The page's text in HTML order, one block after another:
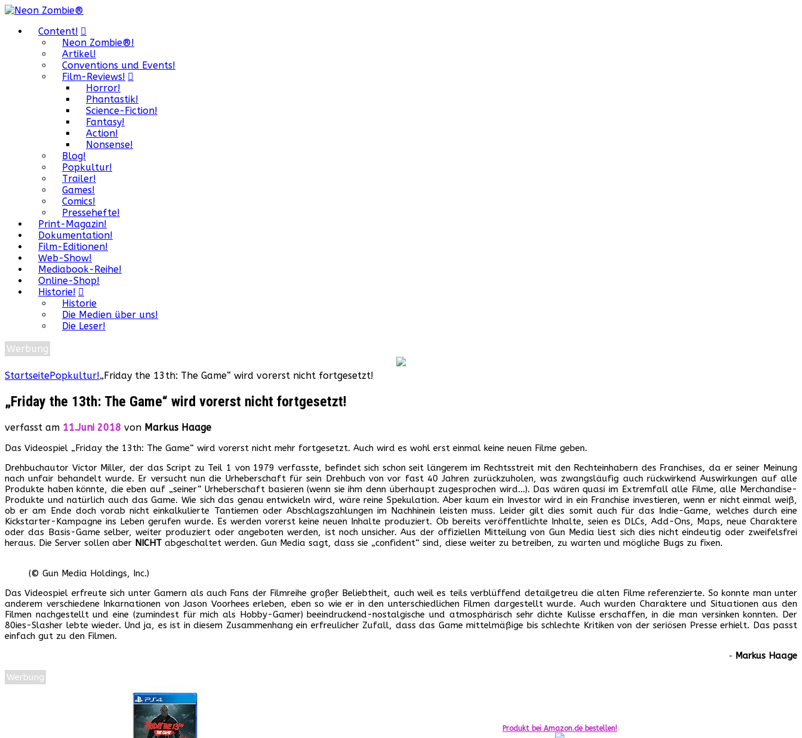
Content!
Neon Zombie®!
Artikel!
Conventions und Events!
Film-Reviews!
Horror!
Phantastik!
Science-Fiction!
Fantasy!
Action!
Nonsense!
Blog!
Popkultur!
Trailer!
Games!
Comics!
Pressehefte!
Print-Magazin!
Dokumentation!
Film-Editionen!
Web-Show!
Mediabook-Reihe!
Online-Shop!
Historie!
Historie
Die Medien über uns!
Die Leser!
Werbung
StartseitePopkultur!„Friday the 13th: The Game“ wird vorerst nicht fortgesetzt!
„Friday the 13th: The Game“ wird vorerst nicht fortgesetzt!
verfasst am 11.Juni 2018 von Markus Haage
Das Videospiel „Friday the 13th: The Game“ wird vorerst nicht mehr fortgesetzt. Auch wird es wohl erst einmal keine neuen Filme geben.
Drehbuchautor Victor Miller, der das Script zu Teil 1 von 1979 verfasste, befindet sich schon seit längerem im Rechtsstreit mit den Rechteinhabern des Franchises, da er seiner Meinung
nach unfair behandelt wurde. Er versucht nun die Urheberschaft für sein Drehbuch von vor fast 40 Jahren zurückzuholen, was zwangsläufig auch rückwirkend Auswirkungen auf alle
Produkte haben könnte, die eben auf „seiner“ Urheberschaft basieren (wenn sie ihm denn überhaupt zugesprochen wird…). Das wären quasi im Extremfall alle Filme, alle Merchandise-
Produkte und natürlich auch das Game. Wie sich das genau entwickeln wird, wäre reine Spekulation. Aber kaum ein Investor wird in ein Franchise investieren, wenn er nicht einmal weiß,
ob er am Ende doch vorab nicht einkalkulierte Tantiemen oder Abschlagszahlungen im Nachhinein leisten muss. Leider gilt dies somit auch für das Indie-Game, welches durch eine
Kickstarter-Kampagne ins Leben gerufen wurde. Es werden vorerst keine neuen Inhalte produziert. Ob bereits veröffentlichte Inhalte, seien es DLCs, Add-Ons, Maps, neue Charaktere
oder das Basis-Game selber, weiter produziert oder angeboten werden, ist noch unsicher. Aus der offiziellen Mitteilung von Gun Media liest sich dies nicht eindeutig oder zweifelsfrei
heraus. Die Server sollen aber NICHT abgeschaltet werden. Gun Media sagt, dass sie „confident“ sind, diese weiter zu betreiben, zu warten und mögliche Bugs zu fixen.
(© Gun Media Holdings, Inc.)
Das Videospiel erfreute sich unter Gamern als auch Fans der Filmreihe großer Beliebtheit, auch weil es teils verblüffend detailgetreu die alten Filme referenzierte. So konnte man unter
anderem verschiedene Inkarnationen von Jason Voorhees erleben, eben so wie er in den unterschiedlichen Filmen dargestellt wurde. Auch wurden Charaktere und Situationen aus den
Filmen nachgestellt und eine (zumindest für mich als Hobby-Gamer) beeindruckend-nostalgische und atmosphärisch sehr dichte Kulisse erschaffen, in die man versinken konnten. Der
80ies-Slasher lebte wieder. Und ja, es ist in diesem Zusammenhang ein erfreulicher Zufall, dass das Game mittelmäßige bis schlechte Kritiken von der seriösen Presse erhielt. Das passt
einfach gut zu den Filmen.
‐ Markus Haage
Werbung
Produkt bei Amazon.de bestellen!